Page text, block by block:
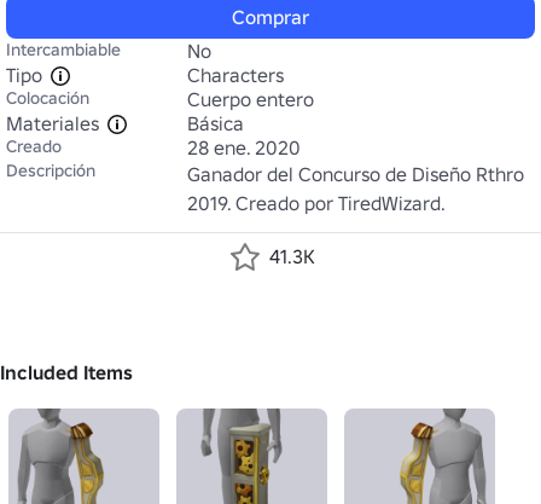
Comprar
Intercambiable
No
Tipo
Characters
Colocación
Cuerpo entero
Materiales
Básica
Creado 28 ene. 2020
Descripción
Ganador del Concurso de Diseño Rthro
2019. Creado por TiredWizard.
41.3K
Included Items